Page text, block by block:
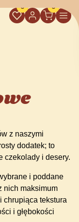
0 0
z naszymi
dodatek; to
czekolady i desery.
i poddane
nich maksimum
chrupiąca tekstura
i głębokości